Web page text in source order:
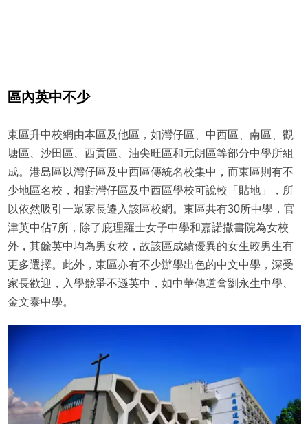
區內英中不少
東區升中校網由本區及他區，如灣仔區、中西區、南區、觀
塘區、沙田區、西貢區、油尖旺區和元朗區等部分中學所組
成。港島區以灣仔區及中西區傳統名校集中，而東區則有不
少地區名校，相對灣仔區及中西區學校可說較「貼地」，所
以依然吸引一眾家長遷入該區校網。東區共有30所中學，官
津英中佔7所，除了庇理羅士女子中學和嘉諾撒書院為女校
外，其餘英中均為男女校，故該區成績優異的女生較男生有
更多選擇。此外，東區亦有不少辦學出色的中文中學，深受
家長歡迎，入學競爭不遜英中，如中華傳道會劉永生中學、
金文泰中學。